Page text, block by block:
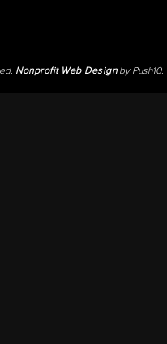
Nonprofit Web Designby Push10.